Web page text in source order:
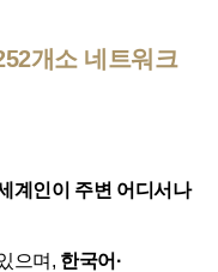
개소 네트워크
계인이 주변 어디서나
으며, 한국어·